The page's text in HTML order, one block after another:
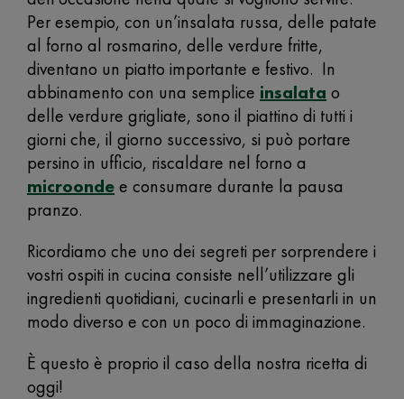
Per esempio, con un’insalata russa, delle patate
al forno al rosmarino, delle verdure fritte,
diventano un piatto importante e festivo. In
abbinamento con una semplice insalata o
delle verdure grigliate, sono il piattino di tutti i
giorni che, il giorno successivo, si può portare
persino in ufficio, riscaldare nel forno a
microondee consumare durante la pausa
pranzo.
Ricordiamo che uno dei segreti per sorprendere i
vostri ospiti in cucina consiste nell’utilizzare gli
ingredienti quotidiani, cucinarli e presentarli in un
modo diverso e con un poco di immaginazione.
È questo è proprio il caso della nostra ricetta di
oggi!